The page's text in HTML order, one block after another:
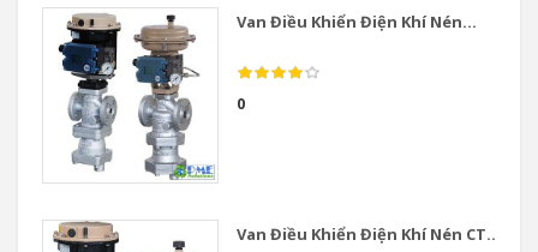
Van Điều Khiển Điện Khí Nén...
0
Van Điều Khiển Điện Khí Nén CT...